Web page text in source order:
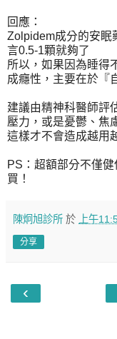
回應：
Zolpidem成分的安眠
言0.5-1顆就夠了
所以，如果因為睡得
成癮性，主要在於『
建議由精神科醫師評
壓力，或是憂鬱、焦
這樣才不會造成越用
PS：超額部分不僅
買！
陳炯旭診所 於 上午
分享
‹